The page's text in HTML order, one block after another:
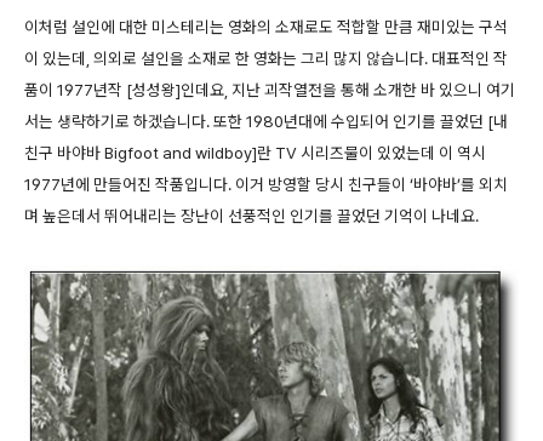
이처럼 설인에 대한 미스테리는 영화의 소재로도 적합할 만큼 재미있는 구석
이 있는데, 의외로 설인을 소재로 한 영화는 그리 많지 않습니다. 대표적인 작
품이 1977년작 [성성왕]인데요, 지난 괴작열전을 통해 소개한 바 있으니 여기
서는 생략하기로 하겠습니다. 또한 1980년대에 수입되어 인기를 끌었던 [내
친구 바야바 Bigfoot and wildboy]란 TV 시리즈물이 있었는데 이 역시
1977년에 만들어진 작품입니다. 이거 방영할 당시 친구들이 ‘바야바’를 외치
며 높은데서 뛰어내리는 장난이 선풍적인 인기를 끌었던 기억이 나네요.